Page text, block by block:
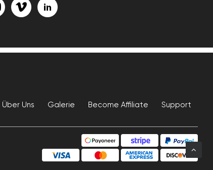
Über Uns Galerie Become Affiliate Support